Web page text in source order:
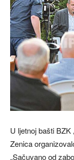
U ljetnoj bašti BZK
Zenica
„Sačuvano od